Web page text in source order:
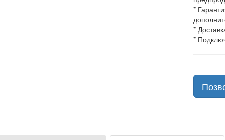
*
*
*